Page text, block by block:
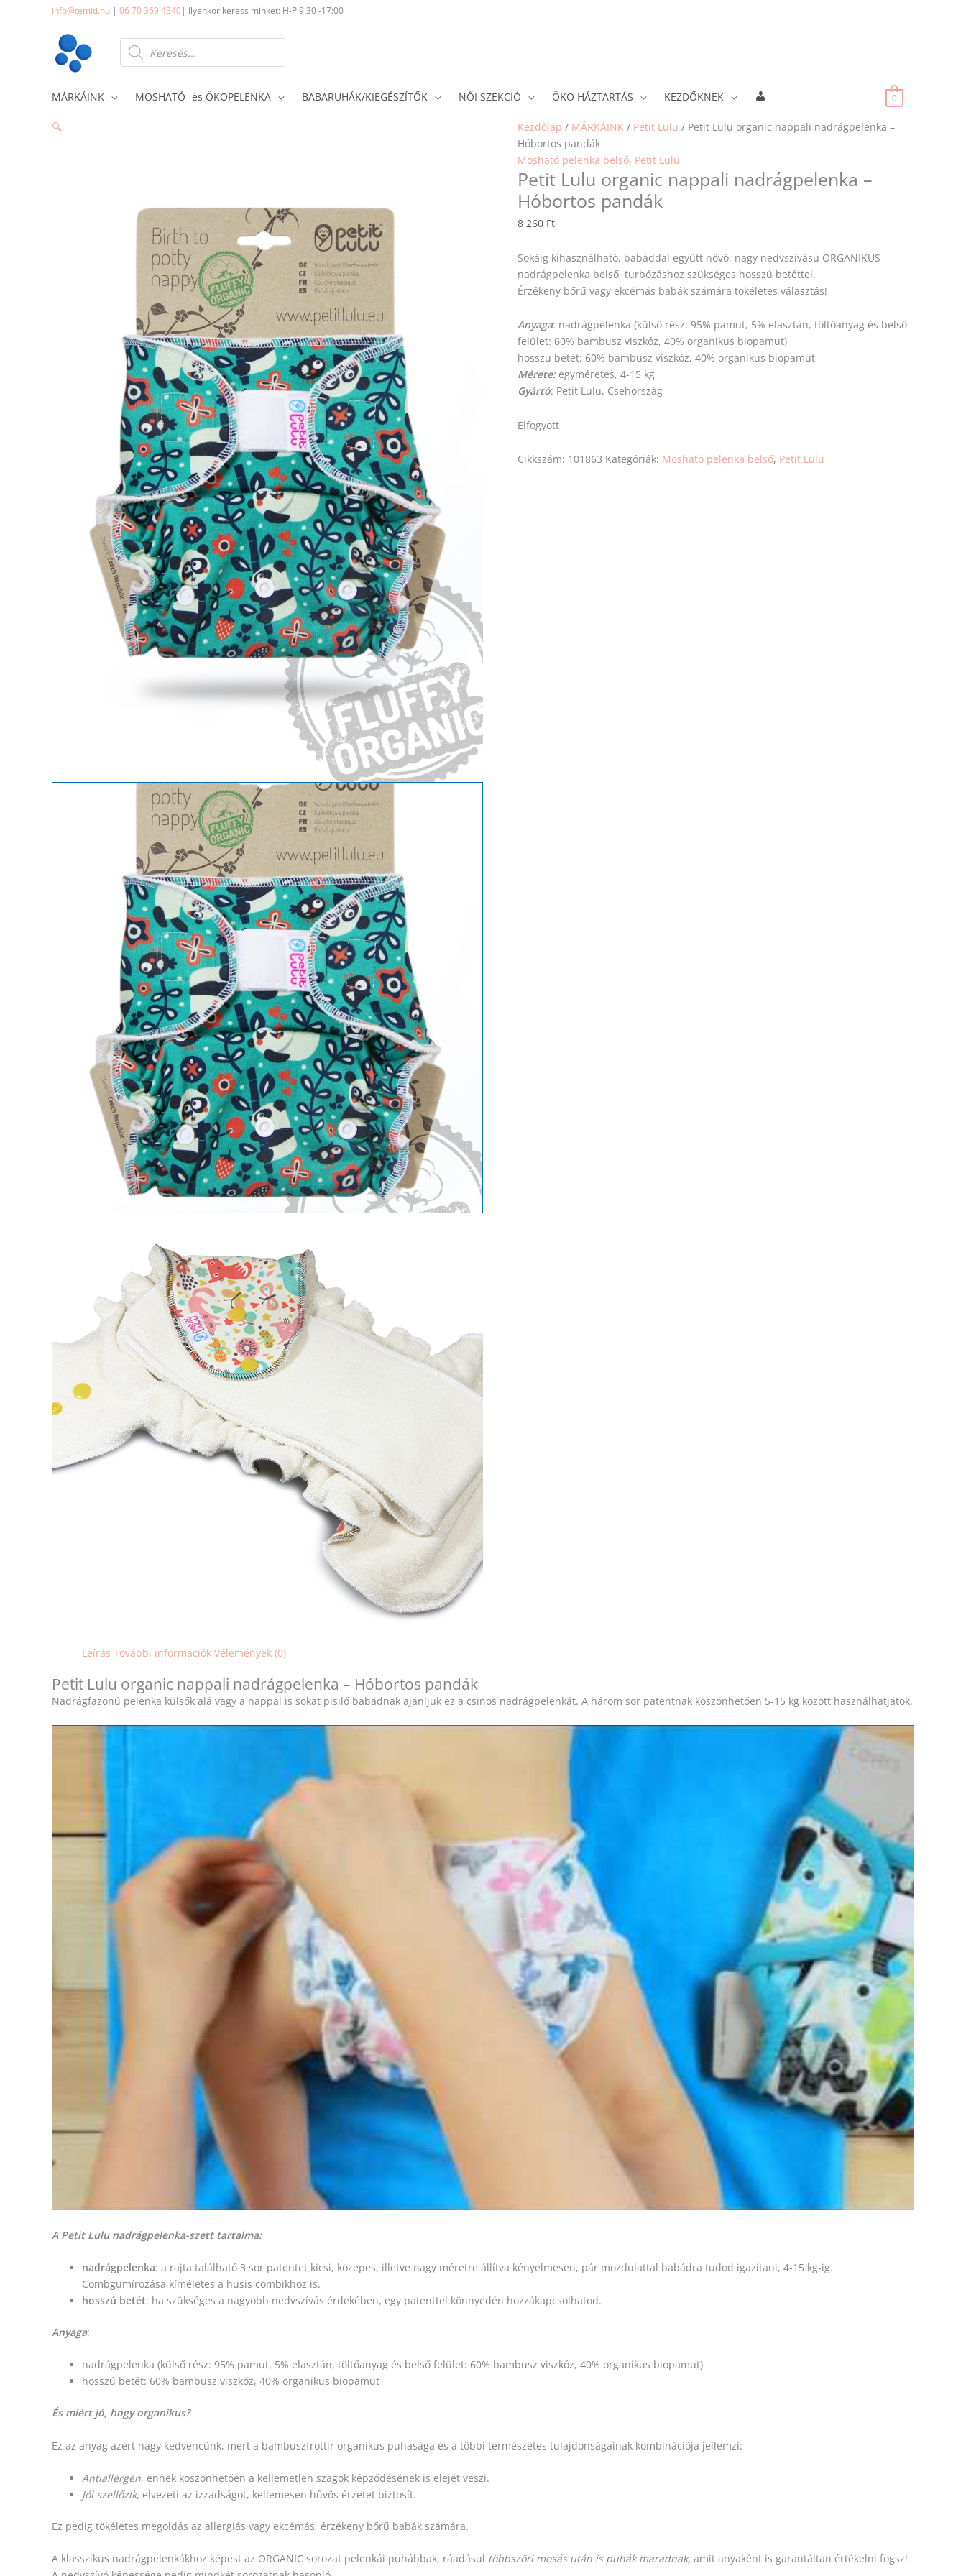
to
info@temiti.hu | 06 70 369 4340| Ilyenkor keress minket: H-P 9:30 -17:00
Products
search
MÁRKÁINK MOSHATÓ- és ÖKOPELENKA BABARUHÁK/KIEGÉSZÍTŐK NŐI SZEKCIÓ ÖKO HÁZTARTÁS KEZDŐKNEK 0
🔍 Kezdőlap / MÁRKÁINK / Petit Lulu / Petit Lulu organic nappali nadrágpelenka –
Hóbortos pandák
Mosható pelenka belső, Petit Lulu
Petit Lulu organic nappali nadrágpelenka –
Hóbortos pandák
8 260 Ft
Sokáig kihasználható, babáddal együtt növő, nagy nedvszívású ORGANIKUS
nadrágpelenka belső, turbózáshoz szükséges hosszú betéttel.
Érzékeny bőrű vagy ekcémás babák számára tökéletes választás!
Anyaga: nadrágpelenka (külső rész: 95% pamut, 5% elasztán, töltőanyag és belső
felület: 60% bambusz viszkóz, 40% organikus biopamut)
hosszú betét: 60% bambusz viszkóz, 40% organikus biopamut
Mérete:egyméretes, 4-15 kg
Gyártó: Petit Lulu, Csehország
Elfogyott
Cikkszám: 101863 Kategóriák: Mosható pelenka belső, Petit Lulu
Leírás További információk Vélemények (0)
Petit Lulu organic nappali nadrágpelenka – Hóbortos pandák
Nadrágfazonú pelenka külsők alá vagy a nappal is sokat pisilő babádnak ajánljuk ez a csinos nadrágpelenkát. A három sor patentnak köszönhetően 5-15 kg között használhatjátok.
A Petit Lulu nadrágpelenka-szett tartalma:
nadrágpelenka: a rajta található 3 sor patentet kicsi, közepes, illetve nagy méretre állítva kényelmesen, pár mozdulattal babádra tudod igazítani, 4-15 kg-ig.
Combgumírozása kíméletes a husis combikhoz is.
hosszú betét: ha szükséges a nagyobb nedvszívás érdekében, egy patenttel könnyedén hozzákapcsolhatod.
Anyaga:
nadrágpelenka (külső rész: 95% pamut, 5% elasztán, töltőanyag és belső felület: 60% bambusz viszkóz, 40% organikus biopamut)
hosszú betét: 60% bambusz viszkóz, 40% organikus biopamut
És miért jó, hogy organikus?
Ez az anyag azért nagy kedvencünk, mert a bambuszfrottír organikus puhasága és a többi természetes tulajdonságainak kombinációja jellemzi:
Antiallergén, ennek köszönhetően a kellemetlen szagok képződésének is elejét veszi.
Jól szellőzik, elvezeti az izzadságot, kellemesen hűvös érzetet biztosít.
Ez pedig tökéletes megoldás az allergiás vagy ekcémás, érzékeny bőrű babák számára.
A klasszikus nadrágpelenkákhoz képest az ORGANIC sorozat pelenkái puhábbak, ráadásul többszöri mosás után is puhák maradnak, amit anyaként is garantáltan értékelni fogsz!